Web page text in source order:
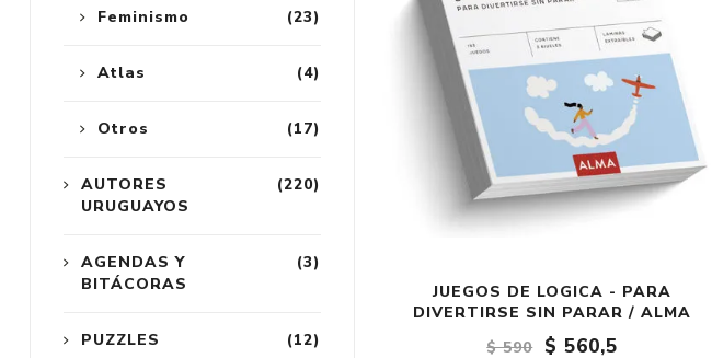
JUEGOS DE LOGICA - PARA
DIVERTIRSE SIN PARAR / ALMA
$ 590
$ 560,5
(23)
Feminismo
(4)
Atlas
(17)
Otros
(220)
AUTORES
URUGUAYOS
(3)
AGENDAS Y
BITÁCORAS
(12)
PUZZLES